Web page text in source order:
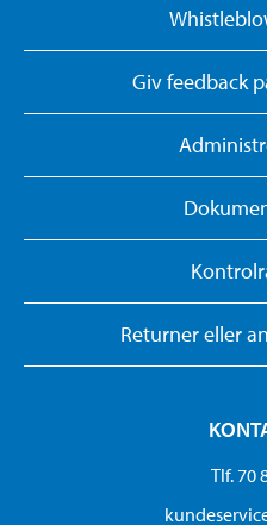
Giv feedback
Returner eller
Tlf. 70